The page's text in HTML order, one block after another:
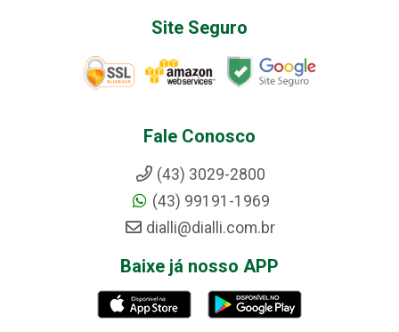
Site Seguro
Fale Conosco
(43) 3029-2800
(43) 99191-1969
dialli@dialli.com.br
Baixe já nosso APP